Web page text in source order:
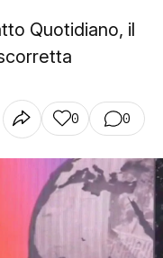
Quotidiano, il
0 0